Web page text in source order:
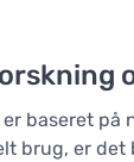
baseret på
brug, er